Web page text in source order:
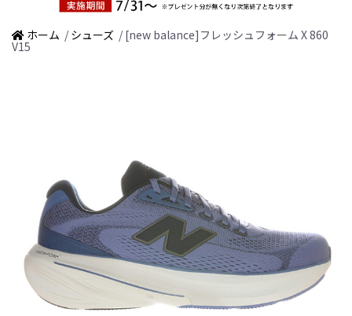
ホーム / シューズ / [new balance]フレッシュフォーム X 860
V15